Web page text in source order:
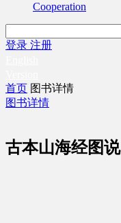
Cooperation
登录 注册
首页 图书详情
图书详情
古本山海经图说